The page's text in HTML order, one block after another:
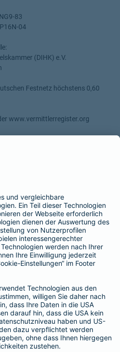
83
04
(DIHK) e.V.
Festnetz höchstens 0,60
www.vermittlerregister.org
AG als gebundene
beraten Sie ausschließlich über die
AG
AG
AG
AG
eine Provision und sonstige
ist.